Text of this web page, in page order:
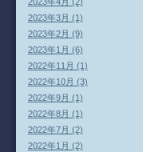
2023年3月 (1)
2023年2月 (9)
2023年1月 (6)
2022年11月 (1)
2022年10月 (3)
2022年9月 (1)
2022年8月 (1)
2022年7月 (2)
2022年1月 (2)